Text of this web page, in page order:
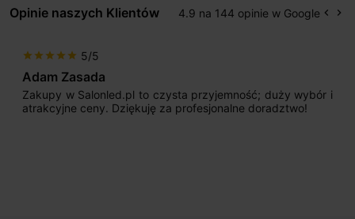
Opinie naszych Klientów 4.9 na 144 opinie w Google keyboard_arrow_left keyboard_arrow_right
star star star star star 5/5
Adam Zasada
Zakupy w Salonled.pl to czysta przyjemność; duży wybór i
atrakcyjne ceny. Dziękuję za profesjonalne doradztwo!